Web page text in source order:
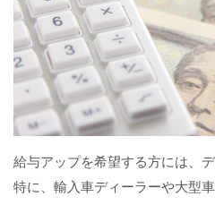
給与アップを希望する方には、
特に、輸入車ディーラーや大型